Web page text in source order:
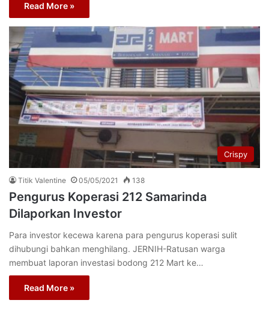
Read More »
Crispy
Titik Valentine 05/05/2021 138
Pengurus Koperasi 212 Samarinda
Dilaporkan Investor
Para investor kecewa karena para pengurus koperasi sulit
dihubungi bahkan menghilang. JERNIH-Ratusan warga
membuat laporan investasi bodong 212 Mart ke…
Read More »